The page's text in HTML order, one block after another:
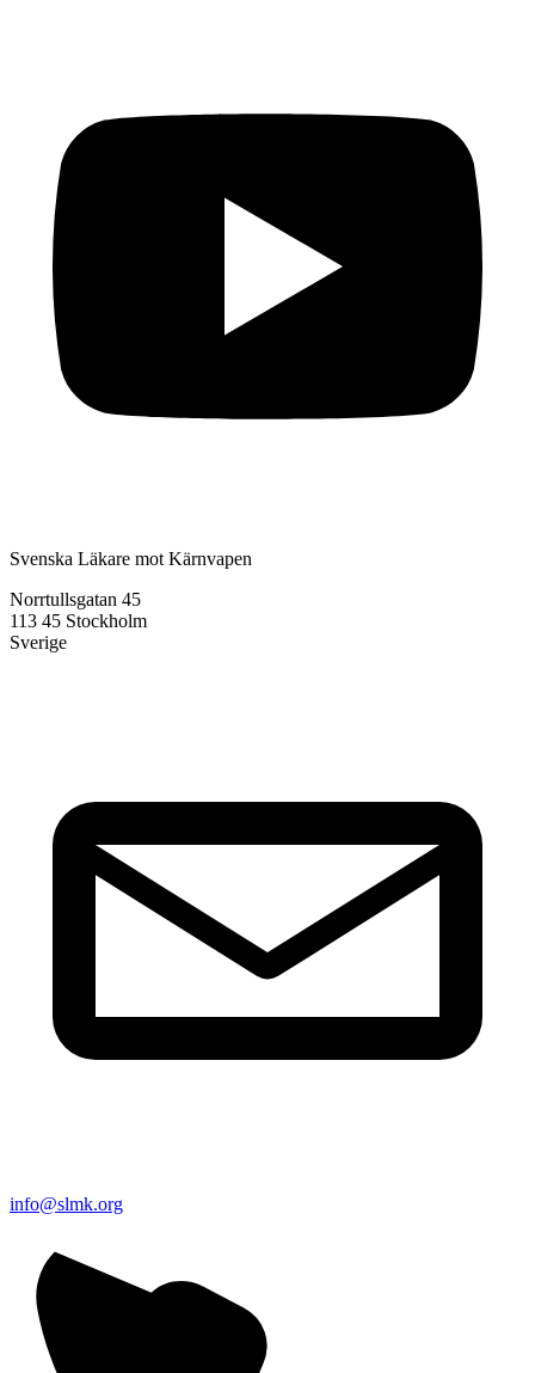
Svenska Läkare mot Kärnvapen
Norrtullsgatan 45
113 45 Stockholm
Sverige
info@slmk.org